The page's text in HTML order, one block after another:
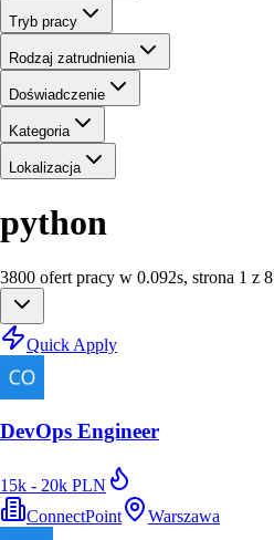
Tryb pracy
Rodzaj zatrudnienia
Doświadczenie
Kategoria
Lokalizacja
python
3800 ofert pracy w 0.092s, strona 1 z 8
Quick Apply
DevOps Engineer
15k - 20k PLN
ConnectPoint
Warszawa